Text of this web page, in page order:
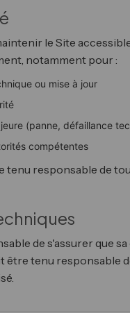
le Site
notamment pour :
ou mise à jour
(panne, défaillance
compétentes
tenu responsable de
de s'assurer que
être tenu responsable